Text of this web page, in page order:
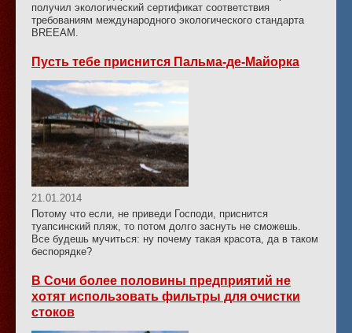
получил экологический сертификат соответствия
требованиям международного экологического стандарта
BREEAM.
Пусть тебе приснится Пальма-де-Майорка
21.01.2014
Потому что если, не приведи Господи, приснится
туапсинский пляж, то потом долго заснуть не сможешь.
Все будешь мучиться: ну почему такая красота, да в таком
беспорядке?
В Сочи более половины предприятий не
хотят использовать фильтры для очистки
стоков